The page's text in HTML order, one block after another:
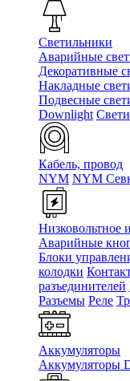
Светильники
Аварийные
Декоративные
Накладные
Подвесные
Downlight
Кабель, провод
NYM NYM
Низковольтное
Аварийные
Блоки
колодки
разъединителей
Разъемы Реле
Аккумуляторы
Аккумуляторы